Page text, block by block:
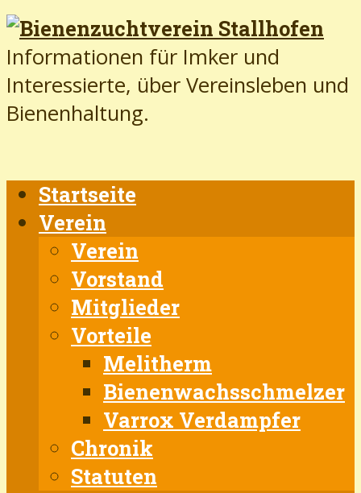
Informationen für Imker und
Interessierte, über Vereinsleben und
Bienenhaltung.
Startseite
Verein
Verein
Vorstand
Mitglieder
Vorteile
Melitherm
Bienenwachsschmelzer
Varrox Verdampfer
Chronik
Statuten